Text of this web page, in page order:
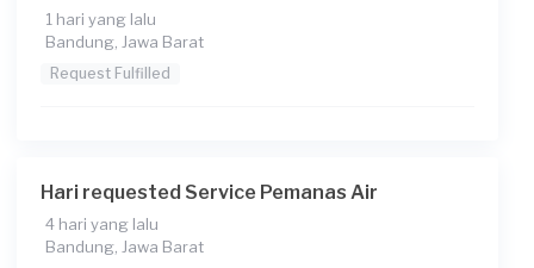
1 hari yang lalu
Bandung, Jawa Barat
Request Fulfilled
Hari requested Service Pemanas Air
4 hari yang lalu
Bandung, Jawa Barat